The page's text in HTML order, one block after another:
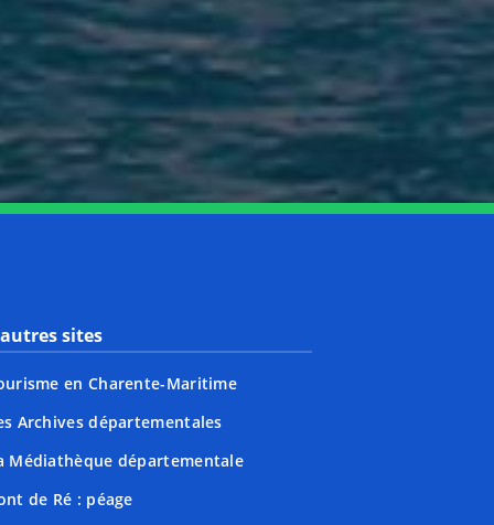
Youtube
sites
en Charente-Maritime
Archives départementales
Médiathèque départementale
de Ré : péage